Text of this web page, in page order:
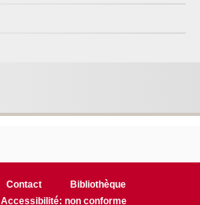
Contact
Bibliothèque
Accessibilité: non conforme